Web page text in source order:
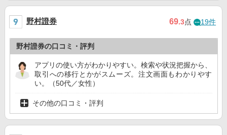
野村證券 69.3点 19件
野村證券の口コミ・評判
アプリの使い方がわかりやすい。検索や状況把握から、
取引への移行とかがスムーズ。注文画面もわかりやす
い。（50代／女性）
その他の口コミ・評判